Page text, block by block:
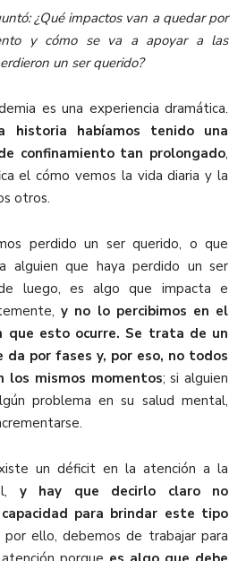
¿Qué impactos van a quedar por
y cómo se va a apoyar a las
un ser querido?
es una experiencia dramática.
historia habíamos tenido una
confinamiento tan prolongado,
el cómo vemos la vida diaria y la
otros.
perdido un ser querido, o que
alguien que haya perdido un ser
luego, es algo que impacta e
y no lo percibimos en el
que esto ocurre. Se trata de un
da por fases y, por eso, no todos
los mismos momentos; si alguien
problema en su salud mental,
un déficit en la atención a la
y hay que decirlo claro no
para brindar este tipo
por ello, debemos de trabajar para